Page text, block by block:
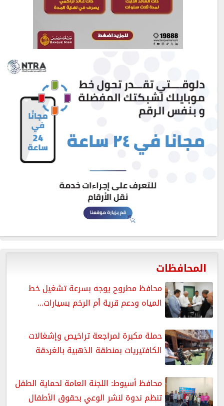
المحافظات
محافظ مطروح يوجه بسرعة تشغيل خط
المياه ودعم قرية أم الرخم بسيارات...
حملة مكبرة لمراجعة تراخيص وإشغالات
الكافتيريات بمنطقة الذهبية بالغردقة
محافظ أسيوط: اللجنة العامة لحماية الطفل
تنظم ندوة لنشر الوعي بحقوق الأطفال